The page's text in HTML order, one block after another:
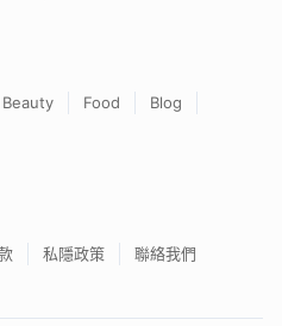
Beauty Food
Blog
私隱政策 聯絡我們